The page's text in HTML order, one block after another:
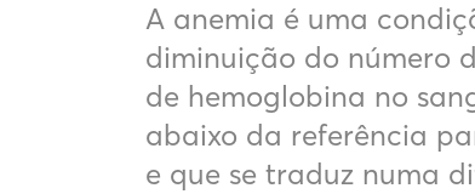
A anemia é uma
diminuição do número
de hemoglobina no
abaixo da referência
e que se traduz numa